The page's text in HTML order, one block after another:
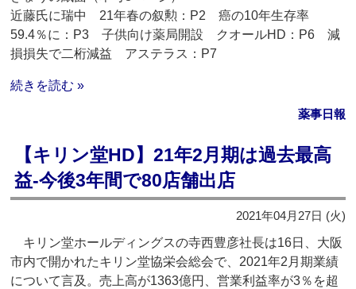
近藤氏に瑞中 21年春の叙勲：P2 癌の10年生存率
59.4％に：P3 子供向け薬局開設 クオールHD：P6 減
損損失で二桁減益 アステラス：P7
続きを読む »
薬事日報
【キリン堂HD】21年2月期は過去最高
益‐今後3年間で80店舗出店
2021年04月27日 (火)
キリン堂ホールディングスの寺西豊彦社長は16日、大阪
市内で開かれたキリン堂協栄会総会で、2021年2月期業績
について言及。売上高が1363億円、営業利益率が3％を超